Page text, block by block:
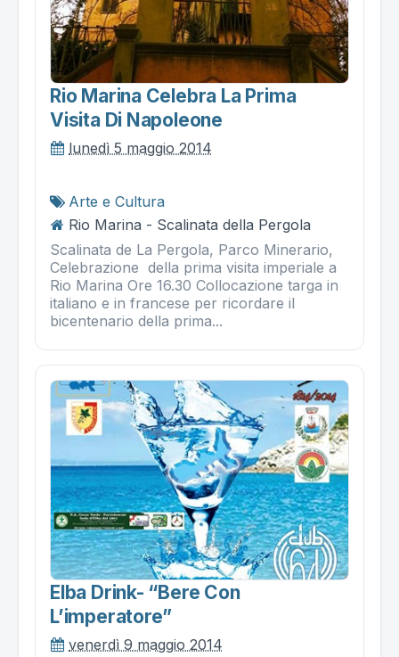
Rio Marina Celebra La Prima
Visita Di Napoleone
lunedì 5 maggio 2014
Arte e Cultura
Rio Marina - Scalinata della Pergola
Scalinata de La Pergola, Parco Minerario,
Celebrazione della prima visita imperiale a
Rio Marina Ore 16.30 Collocazione targa in
italiano e in francese per ricordare il
bicentenario della prima...
Elba Drink- “bere Con
L’imperatore”
venerdì 9 maggio 2014